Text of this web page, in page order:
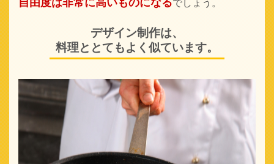
デザイン制作は、
料理ととてもよく似ています。